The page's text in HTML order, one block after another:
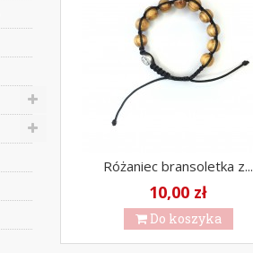
Różaniec bransoletka z...
10,00 zł
Do koszyka